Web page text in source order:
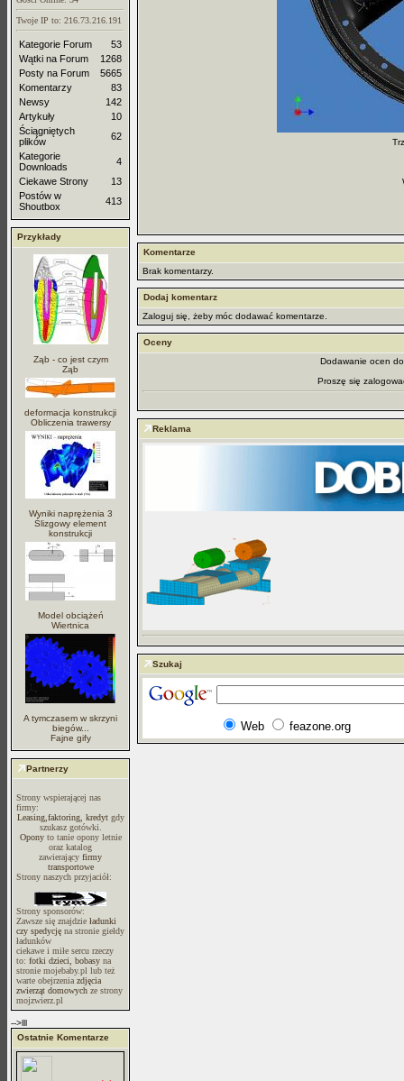
Twoje IP to: 216.73.216.191
Kategorie Forum
53
Wątki na Forum
1268
Posty na Forum
5665
Komentarzy
83
Newsy
142
Artykuły
10
Ściągniętych
plików
62
Kategorie
Downloads
4
Ciekawe Strony
13
Postów w
Shoutbox
413
Przykłady
Ząb - co jest czym
Ząb
deformacja konstrukcji
Obliczenia trawersy
Wyniki naprężenia 3
Ślizgowy element
konstrukcji
Model obciążeń
Wiertnica
A tymczasem w skrzyni
biegów...
Fajne gify
Partnerzy
Strony wspierającej nas
firmy:
Leasing,faktoring, kredytgdy
szukasz gotówki.
Oponyto tanie opony letnie
oraz katalog
zawierający firmy
transportowe
Strony naszych przyjaciół:
Strony sponsorów:
Zawsze się znajdzie ładunki
czy spedycję na stronie giełdy
ładunków
ciekawe i miłe sercu rzeczy
to: fotki dzieci, bobasy na
stronie mojebaby.pl lub też
warte obejrzenia zdjęcia
zwierząt domowych ze strony
mojzwierz.pl
-->lll
Ostatnie Komentarze
Komentarze
Brak komentarzy.
Dodaj komentarz
Zaloguj się, żeby móc dodawać komentarze.
Oceny
Dodawanie ocen
Proszę się
Reklama
Szukaj
Web feazone.org